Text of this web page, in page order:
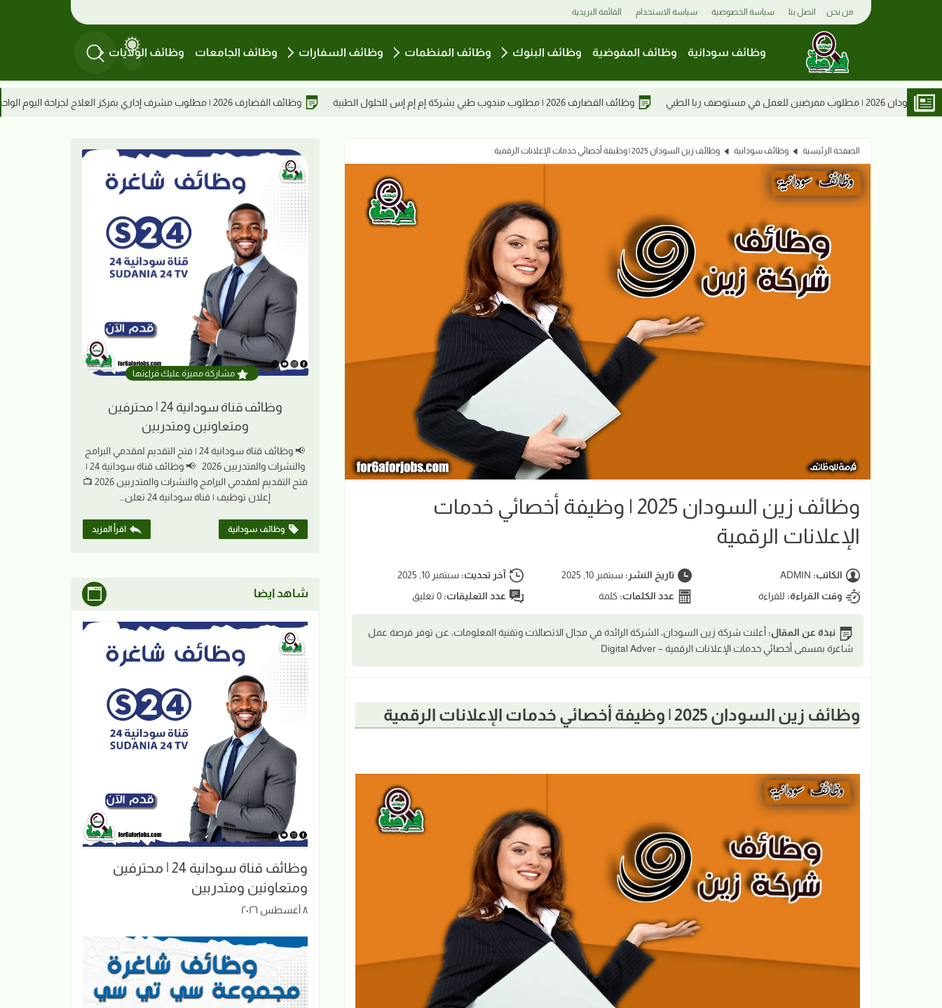
من نحن اتصل بنا سياسة الخصوصية سياسة الاستخدام القائمة البريدية
وظائف سودانية وظائف المفوضية وظائف البنوك وظائف المنظمات وظائف السفارات وظائف الجامعات وظائف الولايات
وظائف القضارف 2026 | مطلوب مندوب طبي بشركة إم إم إس للحلول الطبية وظائف القضارف 2026 | مطلوب مشرف إداري بمركز العلاج لجراحة اليوم الواحد إعلان تجنيد مستشفى الشرطة كسلا 2026 | رقيب شرطة
الصفحة الرئيسية وظائف سودانية وظائف زين السودان 2025 | وظيفة أخصائي خدمات الإعلانات الرقمية
وظائف زين السودان 2025 | وظيفة أخصائي خدمات
الإعلانات الرقمية
الكاتب: ADMIN تاريخ النشر: سبتمبر 10, 2025 آخر تحديث:سبتمبر 10, 2025
وقت القراءة: للقراءة عدد الكلمات: كلمة عدد التعليقات:0 تعليق
نبذة عن المقال: أعلنت شركة زين السودان، الشركة الرائدة في مجال الاتصالات وتقنية المعلومات، عن توفر فرصة عمل
شاغرة بمسمى أخصائي خدمات الإعلانات الرقمية – Digital Adver
وظائف زين السودان 2025 | وظيفة أخصائي خدمات الإعلانات الرقمية
مشاركة مميزة عليك قراءتها
وظائف قناة سودانية 24 | محترفين
ومتعاونين ومتدربين
📢 وظائف قناة سودانية 24 | فتح التقديم لمقدمي البرامج
والنشرات والمتدربين 2026 📢 وظائف قناة سودانية 24 |
فتح التقديم لمقدمي البرامج والنشرات والمتدربين 2026 📺
إعلان توظيف | قناة سودانية 24 تعلن…
وظائف سودانية اقرأ المزيد
شاهد ايضا
وظائف قناة سودانية 24 | محترفين
ومتعاونين ومتدربين
٨ أغسطس ٢٠٢٦